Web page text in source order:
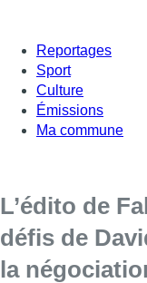
Reportages
Sport
Culture
Émissions
Ma commune
L’édito de
défis de
la